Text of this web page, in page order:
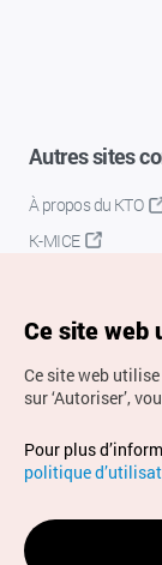
Autres sites
À propos du KTO
K-MICE
Droits d’auteur
Tous droits
Pour les
adressez vos
Ce site web
Ce site web
sur ‘Autoriser’,
Pour plus
politique